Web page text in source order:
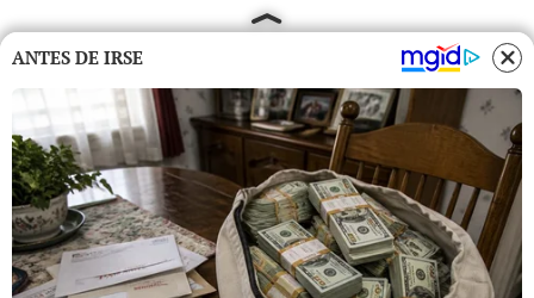
ANTES DE IRSE